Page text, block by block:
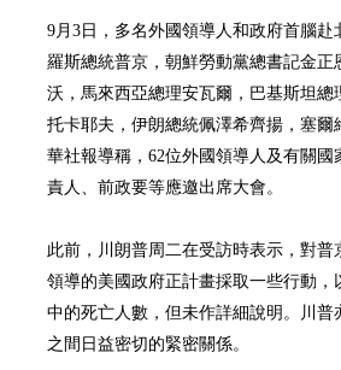
9月3日，多名外國領導人和政府首腦
羅斯總統普京，朝鮮勞動黨總書記金
沃，馬來西亞總理安瓦爾，巴基斯坦
托卡耶夫，伊朗總統佩澤希齊揚，塞
華社報導稱，62位外國領導人及有關
責人、前政要等應邀出席大會。
此前，川朗普周二在受訪時表示，對普
領導的美國政府正計畫採取一些行動
中的死亡人數，但未作詳細說明。川
之間日益密切的緊密關係。